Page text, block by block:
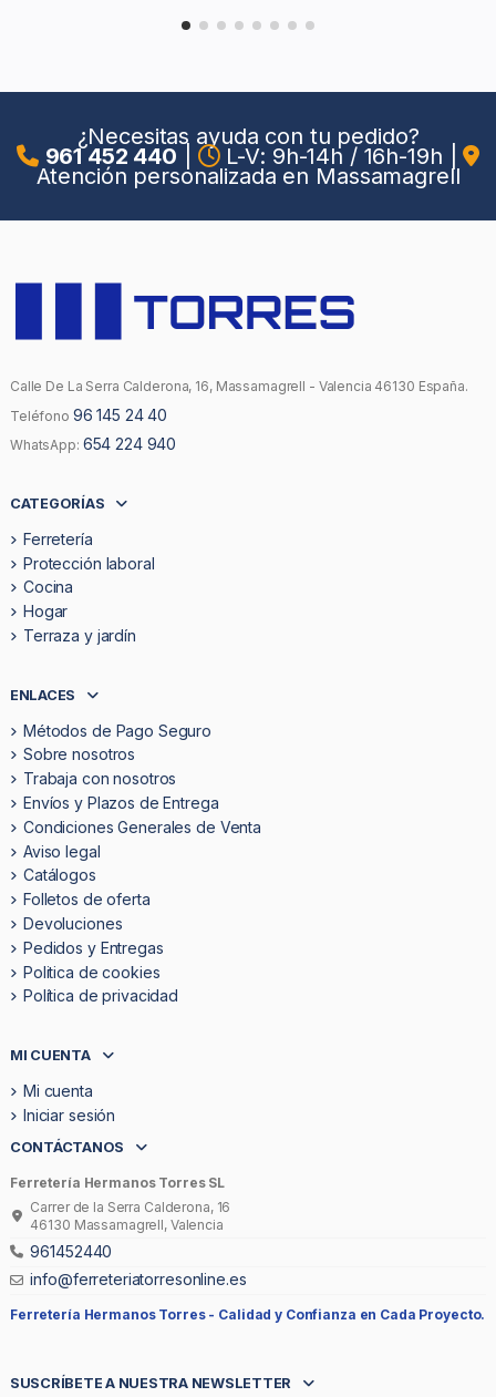
¿Necesitas ayuda con tu pedido?
961 452 440 L-V: 9h-14h / 16h-19h
Atención personalizada en Massamagrell
Calle De La Serra Calderona, 16, Massamagrell - Valencia 46130 España.
Teléfono 96 145 24 40
WhatsApp: 654 224 940
CATEGORÍAS
Ferretería
Protección laboral
Cocina
Hogar
Terraza y jardín
ENLACES
Métodos de Pago Seguro
Sobre nosotros
Trabaja con nosotros
Envíos y Plazos de Entrega
Condiciones Generales de Venta
Aviso legal
Catálogos
Folletos de oferta
Devoluciones
Pedidos y Entregas
Politica de cookies
Política de privacidad
MI CUENTA
Mi cuenta
Iniciar sesión
CONTÁCTANOS
Ferretería Hermanos Torres SL
Carrer de la Serra Calderona, 16
46130 Massamagrell, Valencia
961452440
info@ferreteriatorresonline.es
Ferretería Hermanos Torres - Calidad y Confianza en Cada Proyecto.
SUSCRÍBETE A NUESTRA NEWSLETTER